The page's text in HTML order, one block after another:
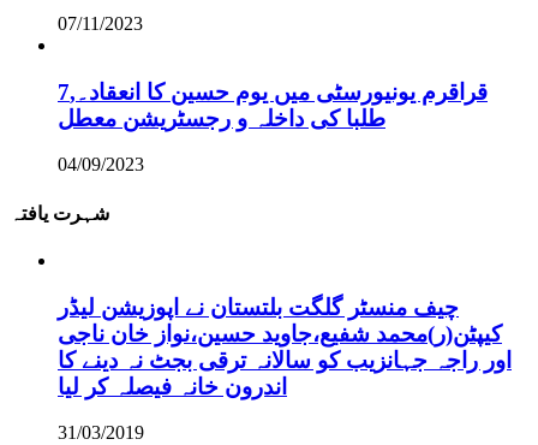
07/11/2023
قراقرم یونیورسٹی میں یوم حسین کا انعقاد۔,7
طلبا کی داخلہ و رجسٹریشن معطل
04/09/2023
شہرت یافتہ
چیف منسٹر گلگت بلتستان نے اپوزیشن لیڈر
کیپٹن(ر)محمد شفیع،جاوید حسین،نواز خان ناجی
اور راجہ جہانزیب کو سالانہ ترقی بجٹ نہ دینے کا
اندرون خانہ فیصلہ کر لیا
31/03/2019